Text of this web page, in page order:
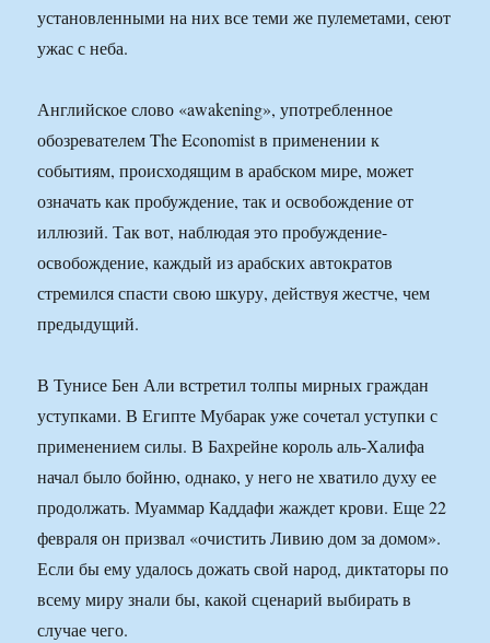
установленными на них все теми же пулеметами, сеют
ужас с неба.
Английское слово «awakening», употребленное
обозревателем The Economist в применении к
событиям, происходящим в арабском мире, может
означать как пробуждение, так и освобождение от
иллюзий. Так вот, наблюдая это пробуждение-
освобождение, каждый из арабских автократов
стремился спасти свою шкуру, действуя жестче, чем
предыдущий.
В Тунисе Бен Али встретил толпы мирных граждан
уступками. В Египте Мубарак уже сочетал уступки с
применением силы. В Бахрейне король аль-Халифа
начал было бойню, однако, у него не хватило духу ее
продолжать. Муаммар Каддафи жаждет крови. Еще 22
февраля он призвал «очистить Ливию дом за домом».
Если бы ему удалось дожать свой народ, диктаторы по
всему миру знали бы, какой сценарий выбирать в
случае чего.